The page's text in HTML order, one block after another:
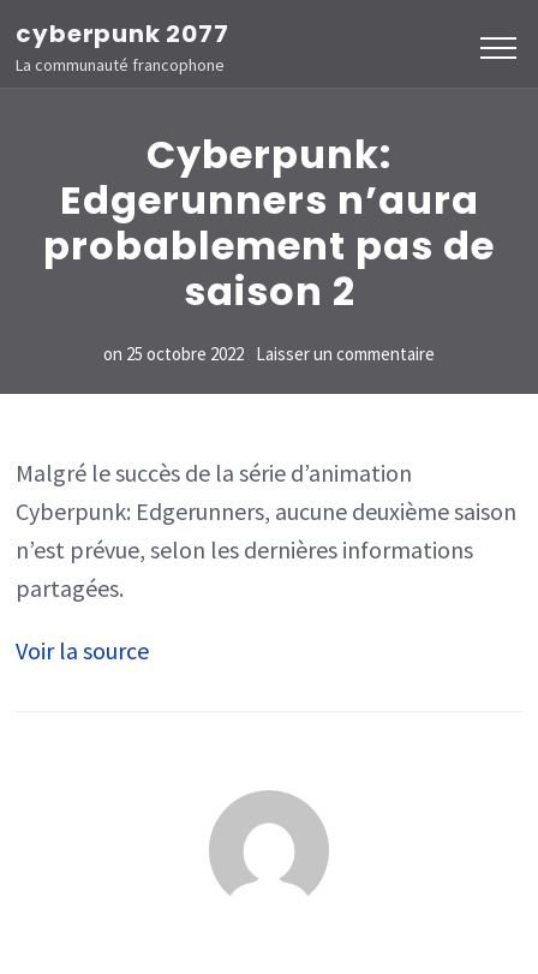
au
contenu
cyberpunk 2077
La communauté francophone
Cyberpunk:
Edgerunners n’aura
probablement pas de
saison 2
on 25 octobre 2022 Laisser un commentaire
Cyberpunk:
probablement
pas
Malgré le succès de la série d’animation
Cyberpunk: Edgerunners, aucune deuxième saison
n’est prévue, selon les dernières informations
partagées.
Voir la source